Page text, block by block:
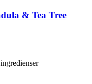
& Tea Tree